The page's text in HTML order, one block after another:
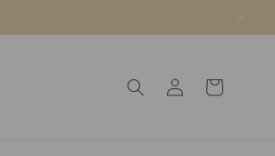
Iniciar
sesión
Carrito